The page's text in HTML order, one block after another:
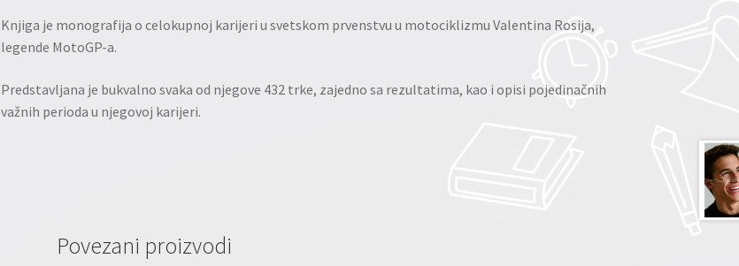
Knjiga je monografija o celokupnoj karijeri u svetskom prvenstvu u motociklizmu Valentina Rosija,
legende MotoGP-a.
Predstavljana je bukvalno svaka od njegove 432 trke, zajedno sa rezultatima, kao i opisi pojedinačnih
važnih perioda u njegovoj karijeri.
Povezani proizvodi